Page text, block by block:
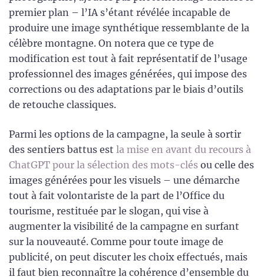
premier plan – l’IA s’étant révélée incapable de
produire une image synthétique ressemblante de la
célèbre montagne. On notera que ce type de
modification est tout à fait représentatif de l’usage
professionnel des images générées, qui impose des
corrections ou des adaptations par le biais d’outils
de retouche classiques.
Parmi les options de la campagne, la seule à sortir
des sentiers battus est la mise en avant du recours à
ChatGPT pour la sélection des mots-clés ou celle des
images générées pour les visuels – une démarche
tout à fait volontariste de la part de l’Office du
tourisme, restituée par le slogan, qui vise à
augmenter la visibilité de la campagne en surfant
sur la nouveauté. Comme pour toute image de
publicité, on peut discuter les choix effectués, mais
il faut bien reconnaître la cohérence d’ensemble du